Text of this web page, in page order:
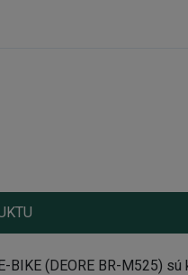
BIKE (DEORE BR-M525)